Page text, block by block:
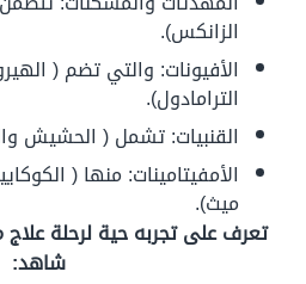
الزانكس).
الأفيونات: والتي تضم (
الترامادول).
القنبيات: تشمل ( الحشيش
الأمفيتامينات: منها (
ميث).
تعرف على تجربه حية لرحلة
شاهد: